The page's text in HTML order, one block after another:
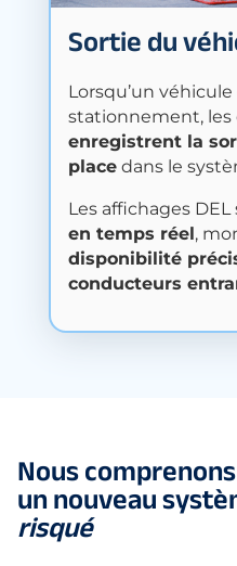
Sortie du
Lorsqu’un
stationnement, les
enregistrent la
placedans le
Les affichages DEL
en temps réel,
disponibilité
conducteurs
Nous
un nouveau
risqué